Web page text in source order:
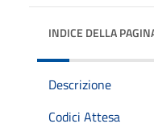
INDICE DELLA
Descrizione
Codici Attesa